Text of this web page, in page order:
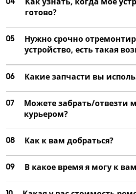
готово?
05
Нужно срочно
устройство, есть такая
06 Какие запчасти вы
07
Можете забрать/отвезти
курьером?
08 Как к вам добраться?
09 В какое время я могу к